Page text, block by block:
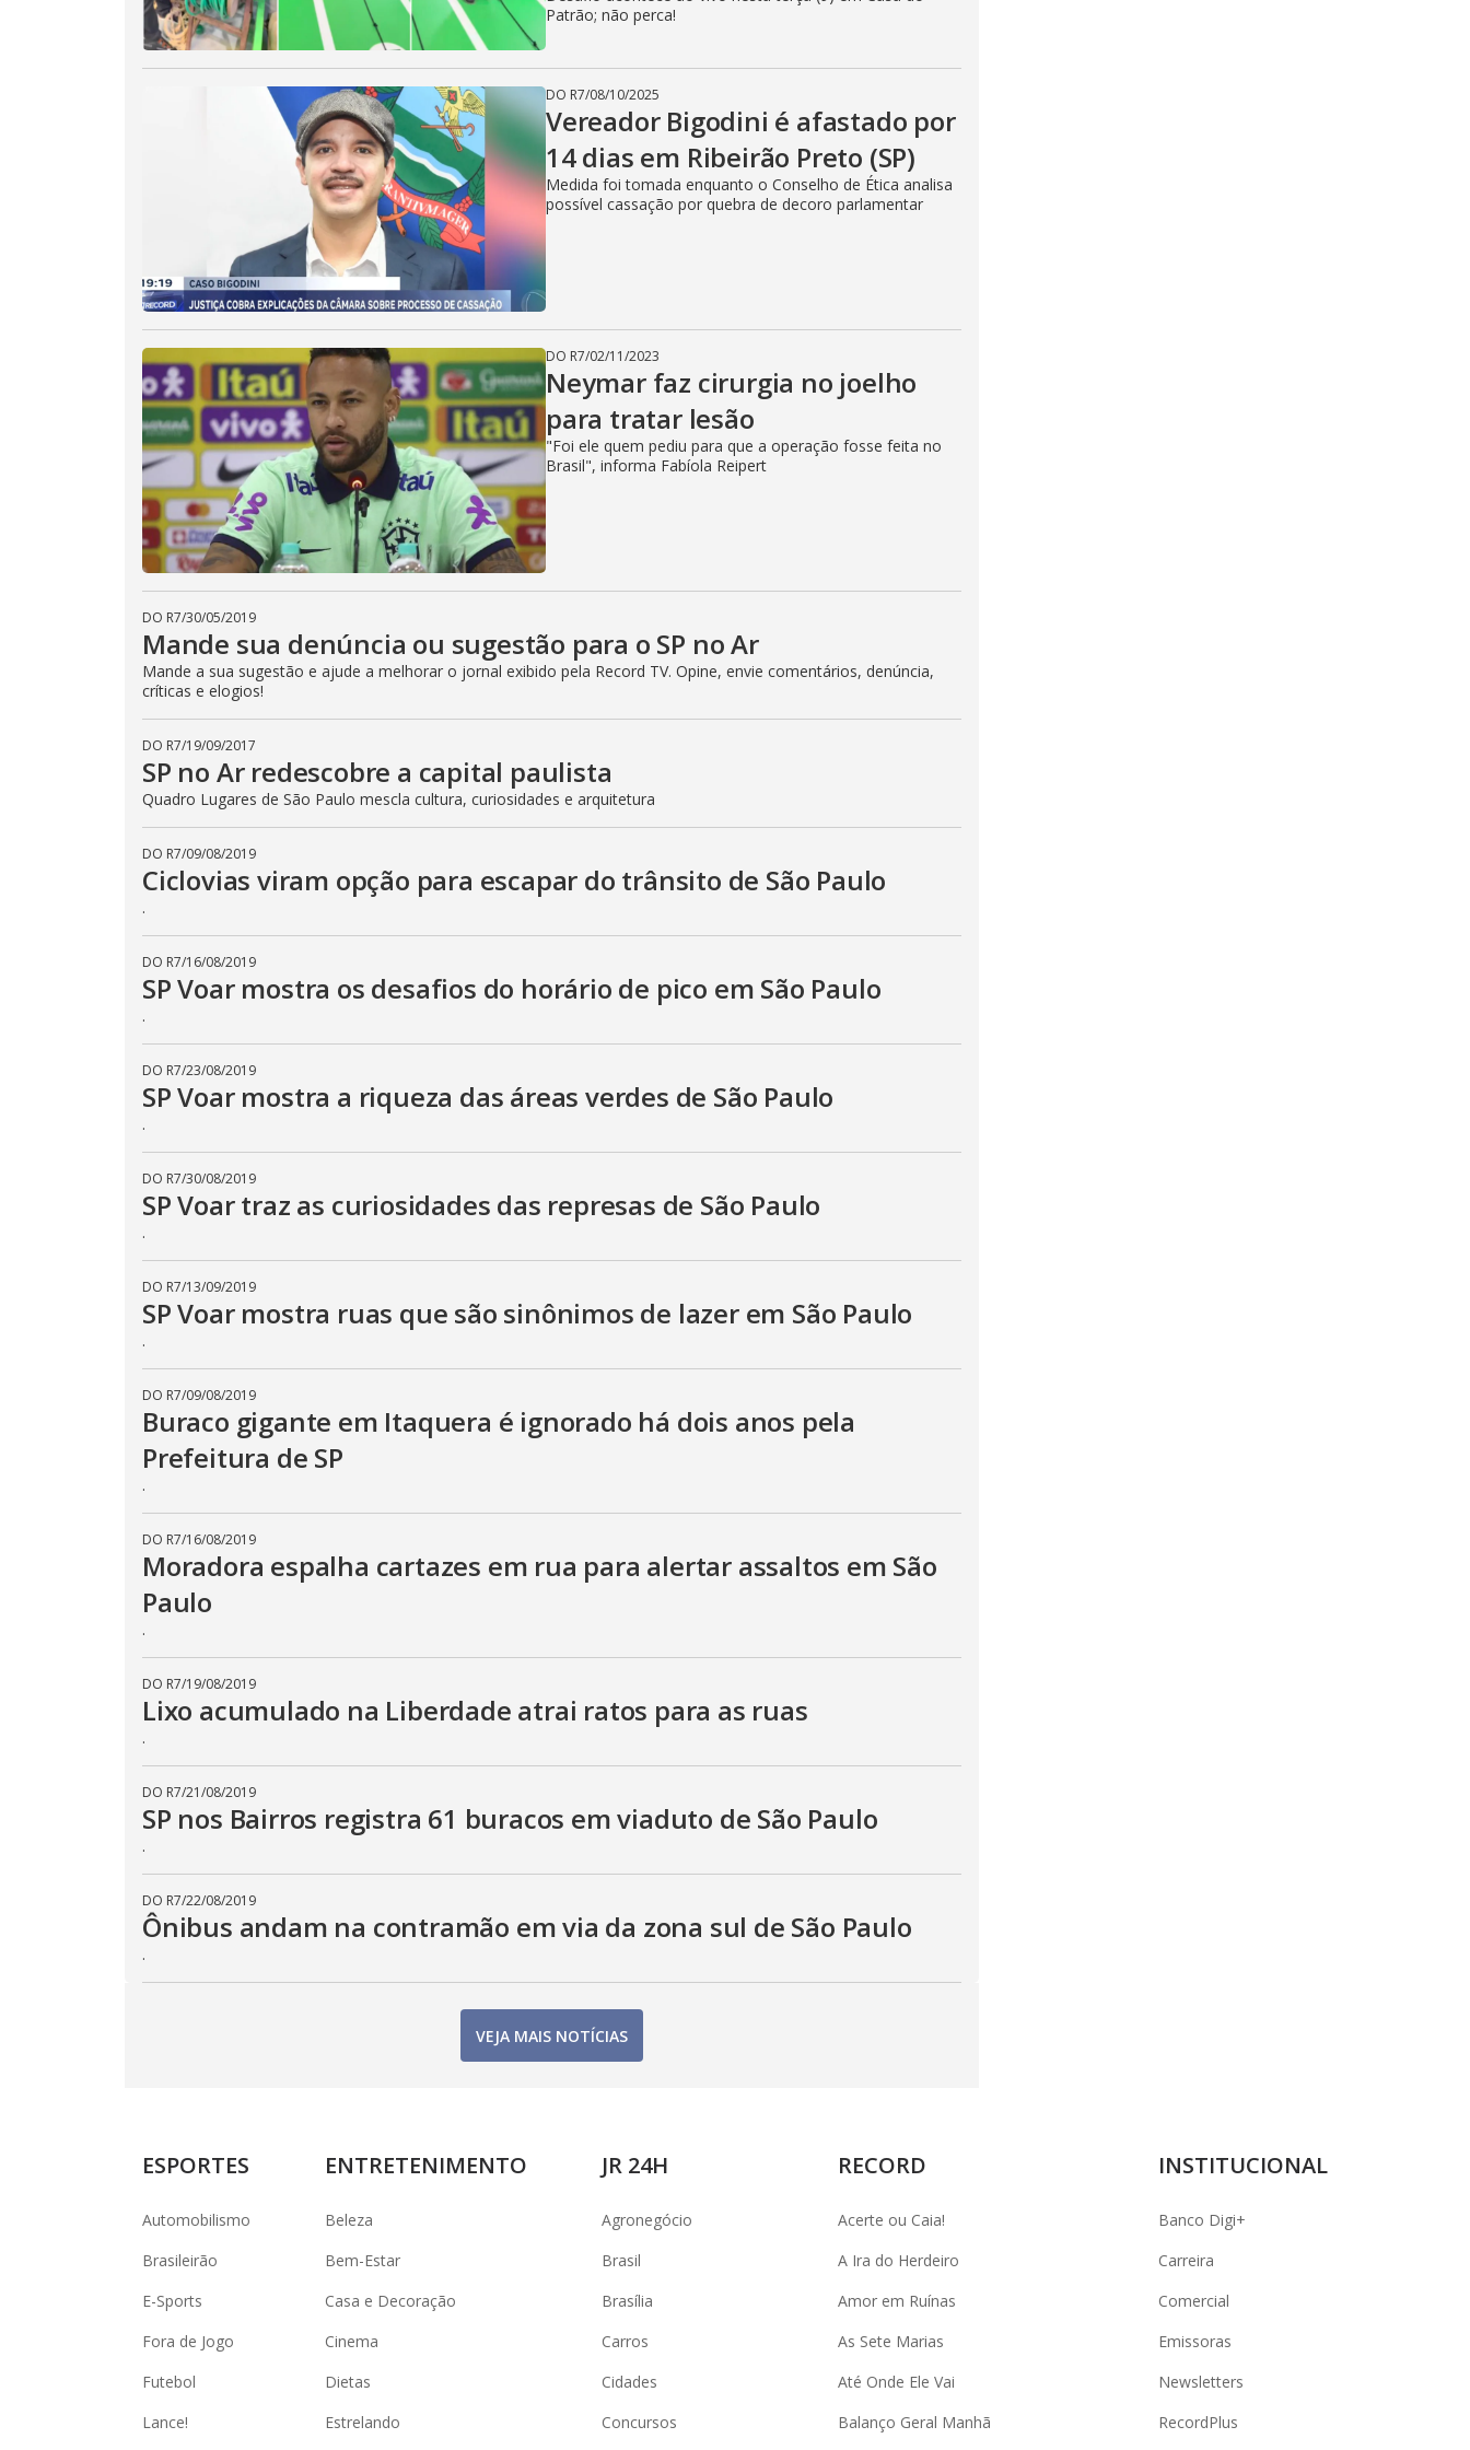
i
d
e
o
Patrão; não perca!
DO R7/08/10/2025
Vereador Bigodini é afastado por
14 dias em Ribeirão Preto (SP)
Medida foi tomada enquanto o Conselho de Ética analisa
possível cassação por quebra de decoro parlamentar
DO R7/02/11/2023
Neymar faz cirurgia no joelho
para tratar lesão
"Foi ele quem pediu para que a operação fosse feita no
Brasil", informa Fabíola Reipert
DO R7/30/05/2019
Mande sua denúncia ou sugestão para o SP no Ar
Mande a sua sugestão e ajude a melhorar o jornal exibido pela Record TV. Opine, envie comentários, denúncia,
críticas e elogios!
DO R7/19/09/2017
SP no Ar redescobre a capital paulista
Quadro Lugares de São Paulo mescla cultura, curiosidades e arquitetura
DO R7/09/08/2019
Ciclovias viram opção para escapar do trânsito de São Paulo
.
DO R7/16/08/2019
SP Voar mostra os desafios do horário de pico em São Paulo
.
DO R7/23/08/2019
SP Voar mostra a riqueza das áreas verdes de São Paulo
.
DO R7/30/08/2019
SP Voar traz as curiosidades das represas de São Paulo
.
DO R7/13/09/2019
SP Voar mostra ruas que são sinônimos de lazer em São Paulo
.
DO R7/09/08/2019
Buraco gigante em Itaquera é ignorado há dois anos pela
Prefeitura de SP
.
DO R7/16/08/2019
Moradora espalha cartazes em rua para alertar assaltos em São
Paulo
.
DO R7/19/08/2019
Lixo acumulado na Liberdade atrai ratos para as ruas
.
DO R7/21/08/2019
SP nos Bairros registra 61 buracos em viaduto de São Paulo
.
DO R7/22/08/2019
Ônibus andam na contramão em via da zona sul de São Paulo
.
VEJA MAIS NOTÍCIAS
ESPORTES
Automobilismo
Brasileirão
E-Sports
Fora de Jogo
Futebol
Lance!
ENTRETENIMENTO
Beleza
Bem-Estar
Casa e Decoração
Cinema
Dietas
Estrelando
JR 24H
Agronegócio
Brasil
Brasília
Carros
Cidades
Concursos
RECORD
Acerte ou Caia!
A Ira do Herdeiro
Amor em Ruínas
As Sete Marias
Até Onde Ele Vai
Balanço Geral Manhã
INSTITUCIONAL
Banco Digi+
Carreira
Comercial
Emissoras
Newsletters
RecordPlus